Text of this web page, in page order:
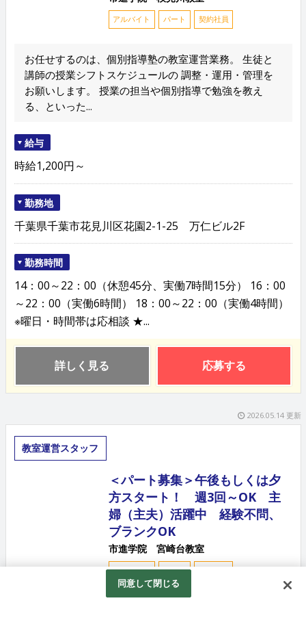
アルバイト パート 契約社員
お任せするのは、個別指導塾の教室運営業務。 生徒と
講師の授業シフトスケジュールの 調整・運用・管理を
お願いします。 授業の担当や個別指導で勉強を教え
る、といった...
給与
時給1,200円～
勤務地
千葉県千葉市花見川区花園2-1-25 万仁ビル2F
勤務時間
14：00～22：00（休憩45分、実働7時間15分） 16：00
～22：00（実働6時間） 18：00～22：00（実働4時間）
※曜日・時間帯は応相談 ★...
詳しく見る 応募する
2026.05.14 更新
教室運営スタッフ
＜パート募集＞午後もしくは夕
方スタート！ 週3回～OK 主
婦（主夫）活躍中 経験不問、
ブランクOK
市進学院 宮崎台教室
アルバイト パート 契約社員
同意して閉じる